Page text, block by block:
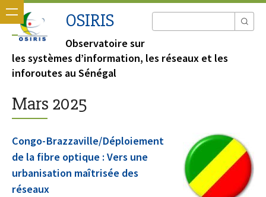
OSIRIS
Observatoire sur
les systèmes d’information, les réseaux et les
inforoutes au Sénégal
Mars 2025
Congo-Brazzaville/Déploiement
de la fibre optique : Vers une
urbanisation maîtrisée des
réseaux